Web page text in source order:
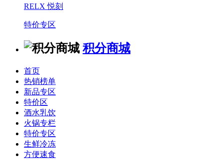
RELX 悦刻
特价专区
积分商城
首页
热销榜单
新品专区
特价区
酒水乳饮
火锅专栏
特价专区
生鲜冷冻
方便速食